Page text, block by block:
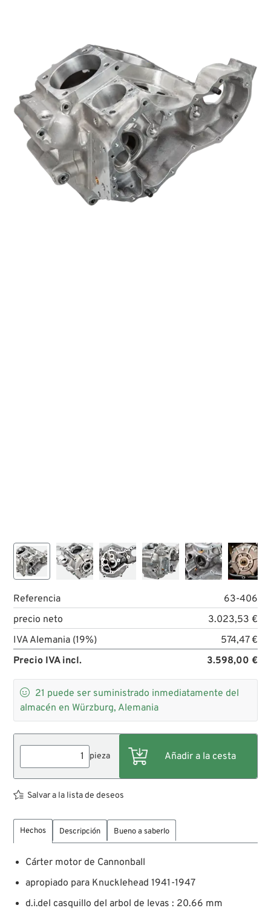
Referencia
63-406
precio neto
3.023,53 €
IVA Alemania (19%)
574,47 €
Precio IVA incl.
3.598,00 €
 21 puede ser suministrado inmediatamente del
almacén en Würzburg, Alemania
pieza
Salvar a la lista de deseos
Hechos Descripción Bueno a saberlo
Cárter motor de Cannonball
apropiado para Knucklehead 1941-1947
d.i.del casquillo del arbol de levas : 20.66 mm